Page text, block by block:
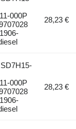
000P
28,23 €
000P
28,23 €